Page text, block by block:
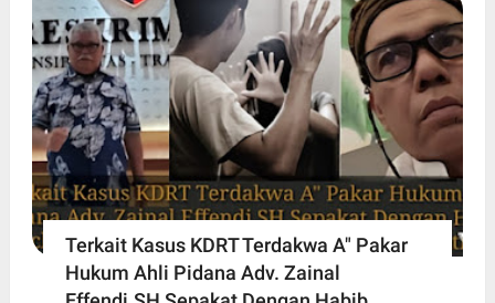
Terkait Kasus KDRT Terdakwa A" Pakar
Hukum Ahli Pidana Adv. Zainal